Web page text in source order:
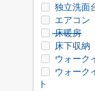
独立洗面
エアコン
床暖房
床下収納
ウォーク
ウォーク
ト